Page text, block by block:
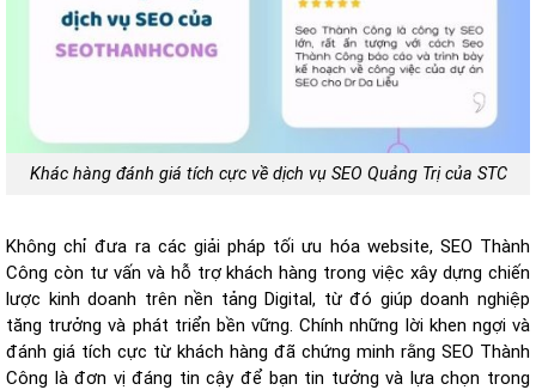
Khác hàng đánh giá tích cực về dịch vụ SEO Quảng Trị của STC
Không chỉ đưa ra các giải pháp tối ưu hóa website, SEO Thành
Công còn tư vấn và hỗ trợ khách hàng trong việc xây dựng chiến
lược kinh doanh trên nền tảng Digital, từ đó giúp doanh nghiệp
tăng trưởng và phát triển bền vững. Chính những lời khen ngợi và
đánh giá tích cực từ khách hàng đã chứng minh rằng SEO Thành
Công là đơn vị đáng tin cậy để bạn tin tưởng và lựa chọn trong